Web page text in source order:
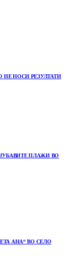
НОСИ РЕЗУЛТАТИ
ПЛАЖИ ВО
АНА“ ВО СЕЛО